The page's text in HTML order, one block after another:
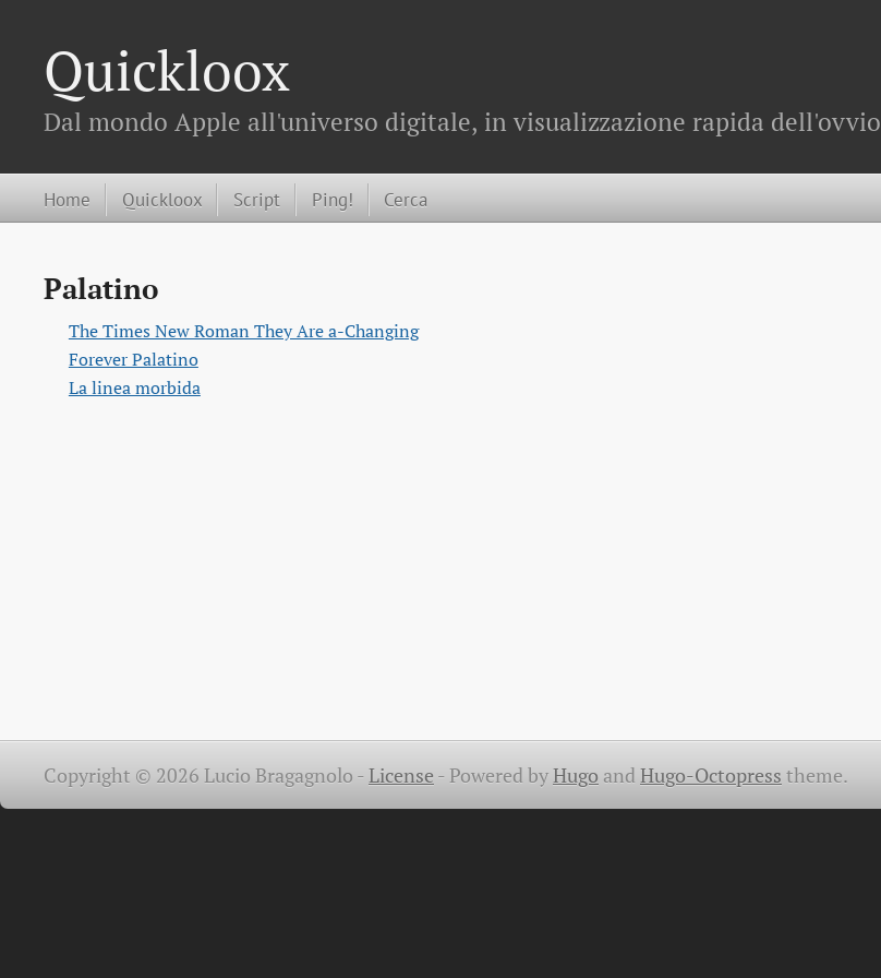
Quickloox
Dal mondo Apple all'universo digitale, in visualizzazione rapida dell'ovvio
Home Quickloox Script Ping! Cerca
Palatino
The Times New Roman They Are a-Changing
Forever Palatino
La linea morbida
Copyright © 2026 Lucio Bragagnolo -License -Powered byHugoandHugo-Octopress theme.